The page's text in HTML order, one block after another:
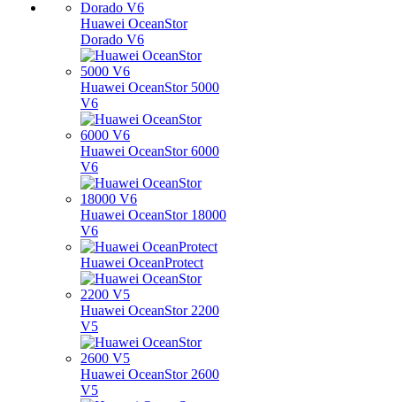
Huawei OceanStor
Dorado V6
Huawei OceanStor 5000
V6
Huawei OceanStor 6000
V6
Huawei OceanStor 18000
V6
Huawei OceanProtect
Huawei OceanStor 2200
V5
Huawei OceanStor 2600
V5